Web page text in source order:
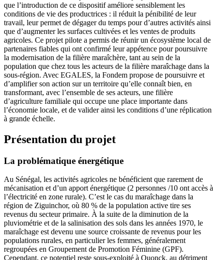
que l’introduction de ce dispositif améliore sensiblement les
conditions de vie des productrices : il réduit la pénibilité de leur
travail, leur permet de dégager du temps pour d’autres activités ainsi
que d’augmenter les surfaces cultivées et les ventes de produits
agricoles. Ce projet pilote a permis de réunir un écosystème local de
partenaires fiables qui ont confirmé leur appétence pour poursuivre
la modernisation de la filière maraîchère, tant au sein de la
population que chez tous les acteurs de la filière maraîchage dans la
sous-région. Avec EGALES, la Fondem propose de poursuivre et
d’amplifier son action sur un territoire qu’elle connaît bien, en
transformant, avec l’ensemble de ses acteurs, une filière
d’agriculture familiale qui occupe une place importante dans
l’économie locale, et de valider ainsi les conditions d’une réplication
à grande échelle.
Présentation du projet
La problématique énergétique
Au Sénégal, les activités agricoles ne bénéficient que rarement de
mécanisation et d’un apport énergétique (2 personnes /10 ont accès à
l’électricité en zone rurale). C’est le cas du maraîchage dans la
région de Ziguinchor, où 80 % de la population active tire ses
revenus du secteur primaire. À la suite de la diminution de la
pluviométrie et de la salinisation des sols dans les années 1970, le
maraîchage est devenu une source croissante de revenus pour les
populations rurales, en particulier les femmes, généralement
regroupées en Groupement de Promotion Féminine (GPF).
Cependant, ce potentiel reste sous-exploité à Ouonck, au détriment